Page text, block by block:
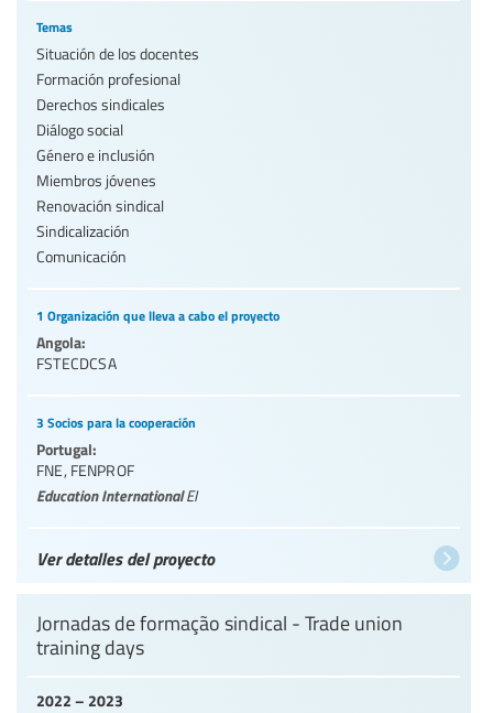
Temas
Situación de los docentes
Formación profesional
Derechos sindicales
Diálogo social
Género e inclusión
Miembros jóvenes
Renovación sindical
Sindicalización
Comunicación
1 Organización que lleva a cabo el proyecto
Angola:
FSTECDCSA
3 Socios para la cooperación
Portugal:
FNE, FENPROF
Education InternationalEI
Ver detalles del proyecto
2022 – 2023
Jornadas de formação sindical - Trade union
training days